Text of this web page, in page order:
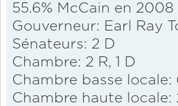
55.6% McCain en 2008
Gouverneur: Earl Ray
Sénateurs: 2 D
Chambre: 2 R, 1 D
Chambre basse locale:
Chambre haute locale: